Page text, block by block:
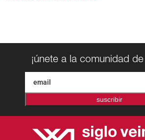
¡únete a la comunidad
suscribir